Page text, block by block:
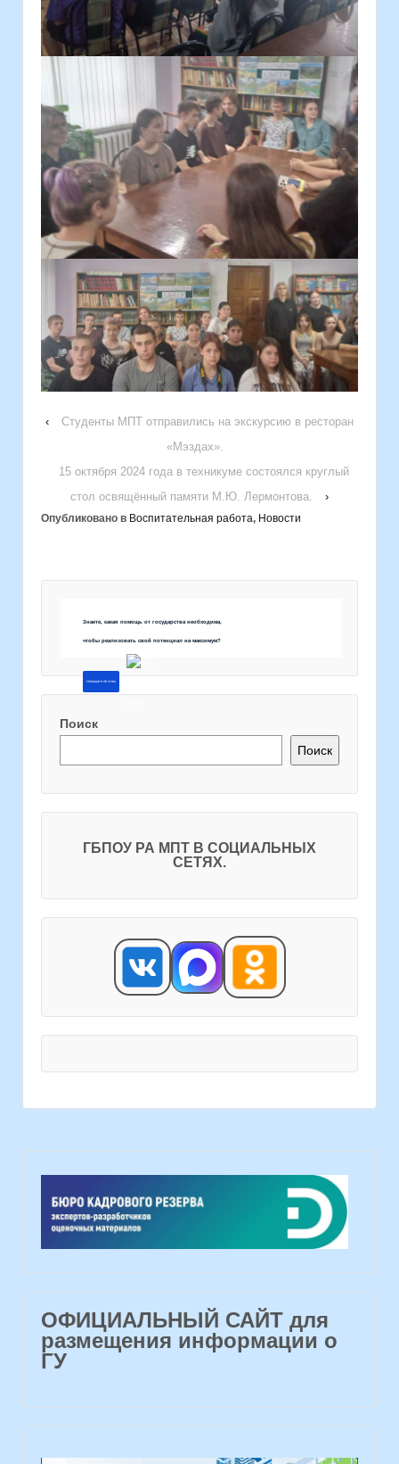
‹
Студенты МПТ отправились на экскурсию в ресторан
«Мэздах».
15 октября 2024 года в техникуме состоялся круглый
стол освящённый памяти М.Ю. Лермонтова.
›
Опубликовано в Воспитательная работа, Новости
Знаете, какая помощь от государства необходима,
чтобы реализовать свой потенциал на максимум?
Напишите об этом
Поиск
Поиск
ГБПОУ РА МПТ В СОЦИАЛЬНЫХ
СЕТЯХ.
ОФИЦИАЛЬНЫЙ САЙТ для
размещения информации о
ГУ